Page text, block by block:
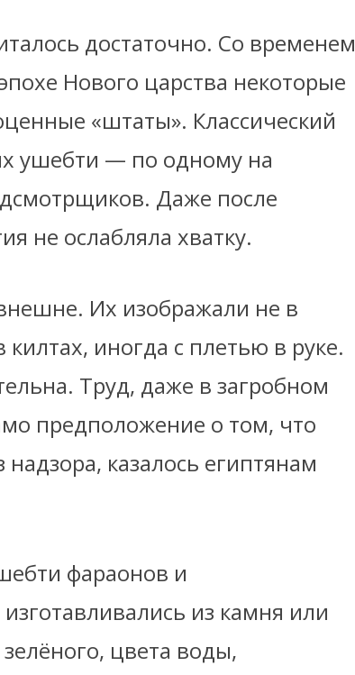
достаточно. Со временем
Нового царства некоторые
«штаты». Классический
ушебти — по одному на
Даже после
не ослабляла хватку.
Их изображали не в
иногда с плетью в руке.
Труд, даже в загробном
предположение о том, что
казалось египтянам
фараонов и
из камня или
цвета воды,